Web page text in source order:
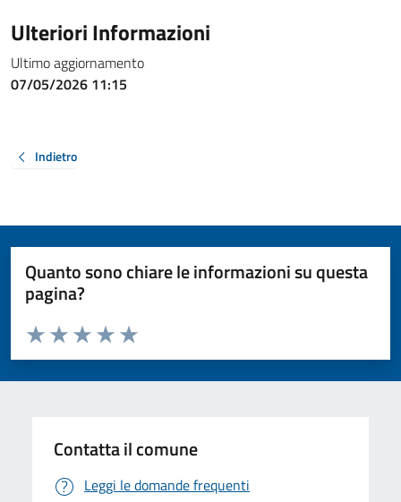
Ulteriori Informazioni
Ultimo aggiornamento
07/05/2026 11:15
Indietro
Quanto sono chiare le informazioni su questa
pagina?
Valuta da 1 a 5 stelle la pagina
Valuta 5 stelle su 5
Valuta 4 stelle su 5
Valuta 3 stelle su 5
Valuta 2 stelle su 5
Valuta 1 stelle su 5
Contatta il comune
Leggi le domande frequenti